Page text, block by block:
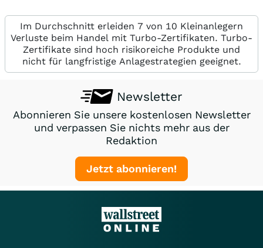
Im Durchschnitt erleiden 7 von 10 Kleinanlegern
Verluste beim Handel mit Turbo-Zertifikaten. Turbo-
Zertifikate sind hoch risikoreiche Produkte und
nicht für langfristige Anlagestrategien geeignet.
Newsletter
Abonnieren Sie unsere kostenlosen Newsletter
und verpassen Sie nichts mehr aus der
Redaktion
Jetzt abonnieren!